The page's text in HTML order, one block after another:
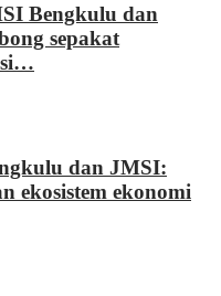
Bengkulu dan
sepakat
dan JMSI:
ekosistem ekonomi